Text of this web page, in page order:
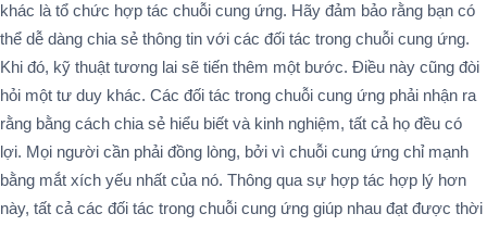
khác là tổ chức hợp tác chuỗi cung ứng. Hãy đảm bảo rằng bạn có
thể dễ dàng chia sẻ thông tin với các đối tác trong chuỗi cung ứng.
Khi đó, kỹ thuật tương lai sẽ tiến thêm một bước. Điều này cũng đòi
hỏi một tư duy khác. Các đối tác trong chuỗi cung ứng phải nhận ra
rằng bằng cách chia sẻ hiểu biết và kinh nghiệm, tất cả họ đều có
lợi. Mọi người cần phải đồng lòng, bởi vì chuỗi cung ứng chỉ mạnh
bằng mắt xích yếu nhất của nó. Thông qua sự hợp tác hợp lý hơn
này, tất cả các đối tác trong chuỗi cung ứng giúp nhau đạt được thời